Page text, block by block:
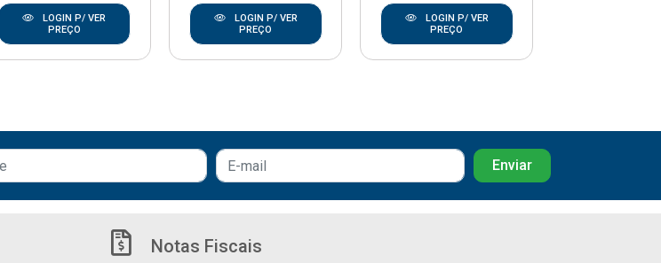
LOGIN P/ VER
PREÇO
LOGIN P/ VER
PREÇO
LOGIN P/ VER
PREÇO
Notas Fiscais